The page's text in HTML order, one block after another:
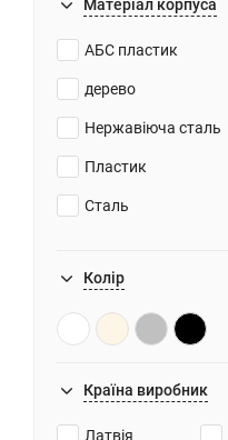
Матеріал корпуса
АБС пластик
дерево
Нержавіюча сталь
Пластик
Сталь
Колір
Країна виробник
Латвія